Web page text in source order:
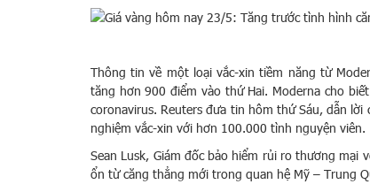
Thông tin về một loại vắc-xin tiềm năng từ
tăng hơn 900 điểm vào thứ Hai. Moderna cho
coronavirus. Reuters đưa tin hôm thứ Sáu, dẫn
nghiệm vắc-xin với hơn 100.000 tình nguyện viên.
Sean Lusk, Giám đốc bảo hiểm rủi ro thương
ổn từ căng thẳng mới trong quan hệ Mỹ – Trung